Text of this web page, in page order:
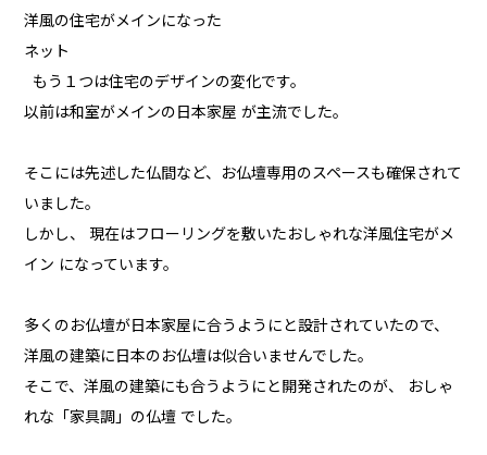
洋風の住宅がメインになった
ネット
もう１つは住宅のデザインの変化です。
以前は和室がメインの日本家屋 が主流でした。
そこには先述した仏間など、お仏壇専用のスペースも確保されて
いました。
しかし、 現在はフローリングを敷いたおしゃれな洋風住宅がメ
イン になっています。
多くのお仏壇が日本家屋に合うようにと設計されていたので、
洋風の建築に日本のお仏壇は似合いませんでした。
そこで、洋風の建築にも合うようにと開発されたのが、 おしゃ
れな「家具調」の仏壇 でした。